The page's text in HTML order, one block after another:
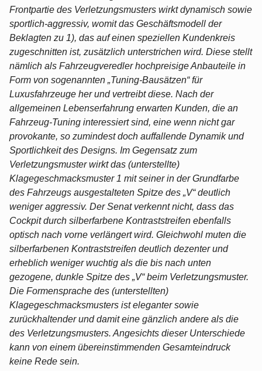
Frontpartie des Verletzungsmusters wirkt dynamisch sowie
sportlich-aggressiv, womit das Geschäftsmodell der
Beklagten zu 1), das auf einen speziellen Kundenkreis
zugeschnitten ist, zusätzlich unterstrichen wird. Diese stellt
nämlich als Fahrzeugveredler hochpreisige Anbauteile in
Form von sogenannten „Tuning-Bausätzen“ für
Luxusfahrzeuge her und vertreibt diese. Nach der
allgemeinen Lebenserfahrung erwarten Kunden, die an
Fahrzeug-Tuning interessiert sind, eine wenn nicht gar
provokante, so zumindest doch auffallende Dynamik und
Sportlichkeit des Designs. Im Gegensatz zum
Verletzungsmuster wirkt das (unterstellte)
Klagegeschmacksmuster 1 mit seiner in der Grundfarbe
des Fahrzeugs ausgestalteten Spitze des „V“ deutlich
weniger aggressiv. Der Senat verkennt nicht, dass das
Cockpit durch silberfarbene Kontraststreifen ebenfalls
optisch nach vorne verlängert wird. Gleichwohl muten die
silberfarbenen Kontraststreifen deutlich dezenter und
erheblich weniger wuchtig als die bis nach unten
gezogene, dunkle Spitze des „V“ beim Verletzungsmuster.
Die Formensprache des (unterstellten)
Klagegeschmacksmusters ist eleganter sowie
zurückhaltender und damit eine gänzlich andere als die
des Verletzungsmusters. Angesichts dieser Unterschiede
kann von einem übereinstimmenden Gesamteindruck
keine Rede sein.